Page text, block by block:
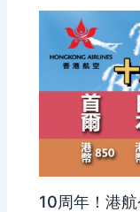
10周年！港